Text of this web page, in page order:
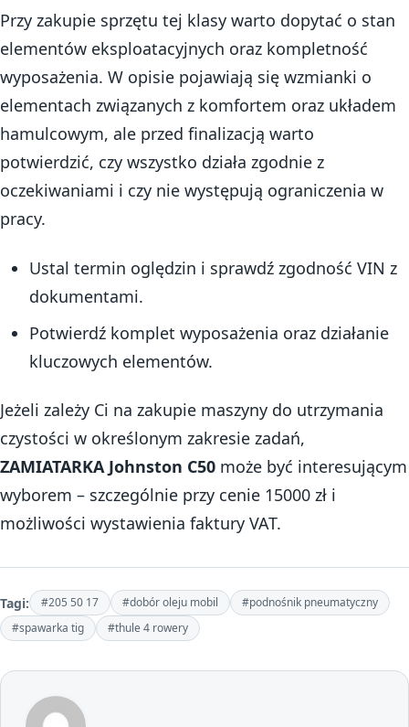
Przy zakupie sprzętu tej klasy warto dopytać o stan
elementów eksploatacyjnych oraz kompletność
wyposażenia. W opisie pojawiają się wzmianki o
elementach związanych z komfortem oraz układem
hamulcowym, ale przed finalizacją warto
potwierdzić, czy wszystko działa zgodnie z
oczekiwaniami i czy nie występują ograniczenia w
pracy.
Ustal termin oględzin i sprawdź zgodność VIN z
dokumentami.
Potwierdź komplet wyposażenia oraz działanie
kluczowych elementów.
Jeżeli zależy Ci na zakupie maszyny do utrzymania
czystości w określonym zakresie zadań,
ZAMIATARKA Johnston C50 może być interesującym
wyborem – szczególnie przy cenie 15000 zł i
możliwości wystawienia faktury VAT.
Tagi: #205 50 17 #dobór oleju mobil
#podnośnik pneumatyczny
#spawarka tig
#thule 4 rowery